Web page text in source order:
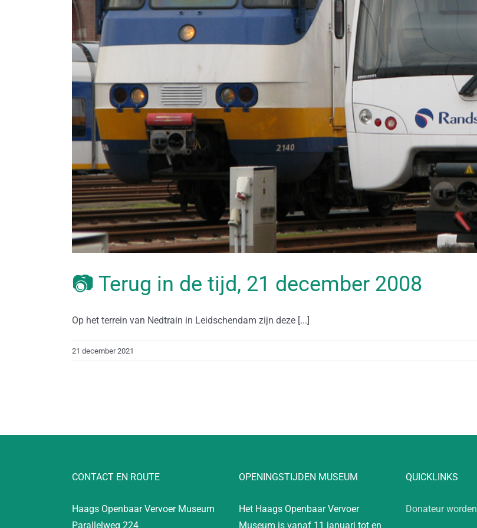
📷 Terug in de tijd, 21 december 2008
Op het terrein van Nedtrain in Leidschendam zijn deze [...]
21 december 2021
CONTACT EN ROUTE
Haags Openbaar Vervoer Museum
Parallelweg 224
OPENINGSTIJDEN MUSEUM
Het Haags Openbaar Vervoer
Museum is vanaf 11 januari tot en
QUICKLINKS
Donateur worden